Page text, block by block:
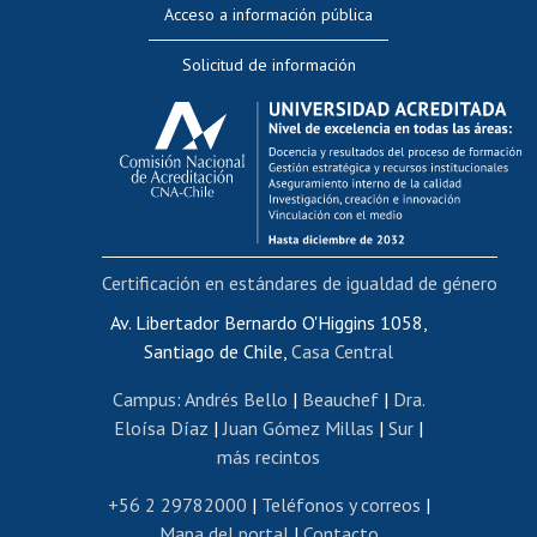
Evaluación docente
Calificación académica
Postulación al AUCAI
Funcionarias/os
Cursos internos de capacitación
Bienestar del personal
Portal de movilidad interna
Certificado de renta
Certificado de renta honorarios
Editar páginas blancas
Extranjeras/os
Revalidación y reconocimiento de títulos
Acceso a información pública
Solicitud de información
Av. Libertador Bernardo O'Higgins 1058,
Santiago de Chile, Casa Central
Campus: Andrés Bello | Beauchef| Dra.
Eloísa Díaz | Juan Gómez Millas | Sur |
más recintos
+56 2 29782000 | Teléfonos y correos |
Certificación en estándares de igualdad de género